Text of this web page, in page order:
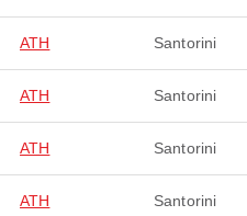
ATH Santorini
ATH Santorini
ATH Santorini
ATH Santorini